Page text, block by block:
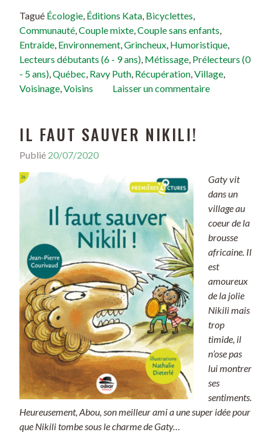
Tagué Écologie Éditions Kata Bicyclettes
Communauté Couple mixte Couple sans enfants
Entraide Environnement Grincheux Humoristique
Lecteurs débutants (6 - 9 ans) Métissage Prélecteurs (0
- 5 ans) Québec Ravy Puth Récupération Village
Voisinage Voisins Laisser un commentaire
IL FAUT SAUVER NIKILI!
Publié 20/07/2020
Gaty vit
dans un
village au
coeur de la
brousse
africaine. Il
est
amoureux
de la jolie
Nikili mais
trop
timide, il
n’ose pas
lui montrer
ses
sentiments.
Heureusement, Abou, son meilleur ami a une super idée pour
que Nikili tombe sous le charme de Gaty…